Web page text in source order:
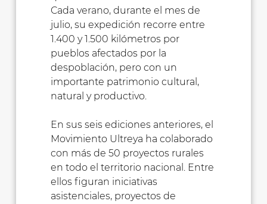
Cada verano, durante el mes de
julio, su expedición recorre entre
1.400 y 1.500 kilómetros por
pueblos afectados por la
despoblación, pero con un
importante patrimonio cultural,
natural y productivo.
En sus seis ediciones anteriores, el
Movimiento Ultreya ha colaborado
con más de 50 proyectos rurales
en todo el territorio nacional. Entre
ellos figuran iniciativas
asistenciales, proyectos de